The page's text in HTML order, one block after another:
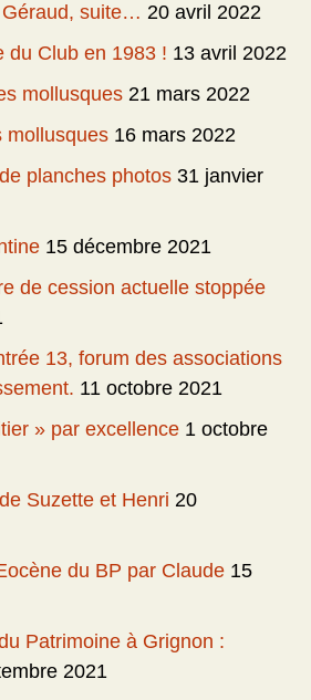
suite… 20 avril 2022
du Club en 1983 ! 13 avril 2022
mollusques 21 mars 2022
mollusques 16 mars 2022
planches photos 31 janvier
15 décembre 2021
de cession actuelle stoppée
13, forum des associations
11 octobre 2021
» par excellence 1 octobre
Suzette et Henri 20
du BP par Claude 15
Patrimoine à Grignon :
2021